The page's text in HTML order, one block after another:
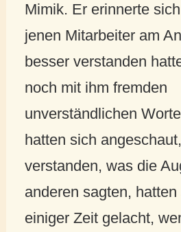
Mimik. Er erinnerte
jenen Mitarbeiter am
besser verstanden
noch mit ihm fremden
unverständlichen
hatten sich
verstanden, was die
anderen sagten,
einiger Zeit gelacht,